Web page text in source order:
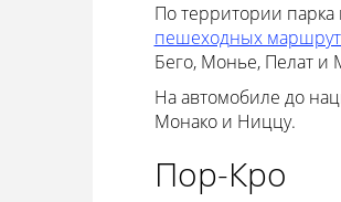
По территории
пешеходных
Бего, Монье, Пелат и
На автомобиле до
Монако и Ниццу.
Пор-Кро